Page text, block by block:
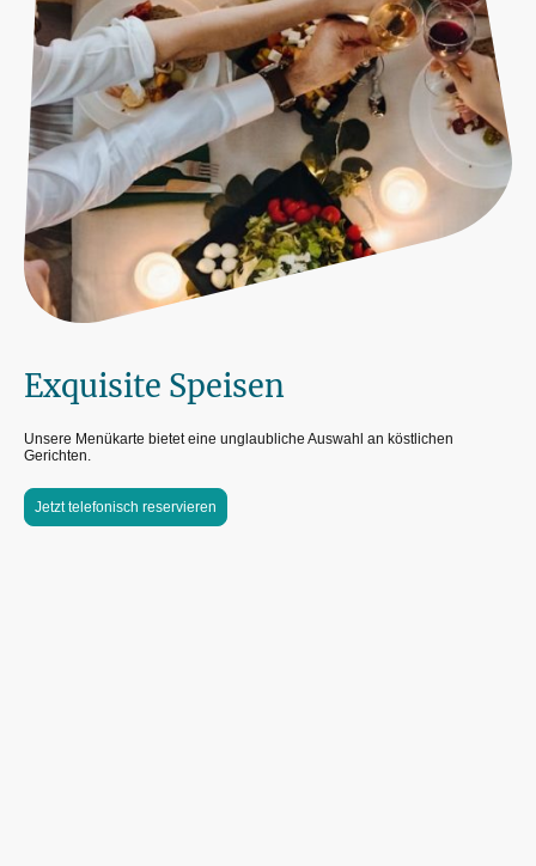
Exquisite Speisen
Unsere Menükarte bietet eine unglaubliche Auswahl an köstlichen
Gerichten.
Jetzt telefonisch reservieren